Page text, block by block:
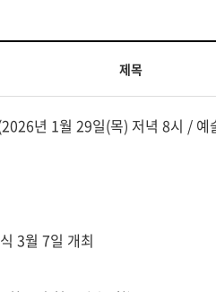
제목
년 1월 29일(목) 저녁 8시 / 예
3월 7일 개최